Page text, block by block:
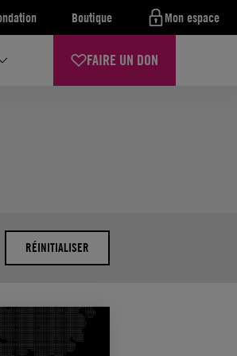
Boutique Mon espace
FAIRE UN DON
RÉINITIALISER